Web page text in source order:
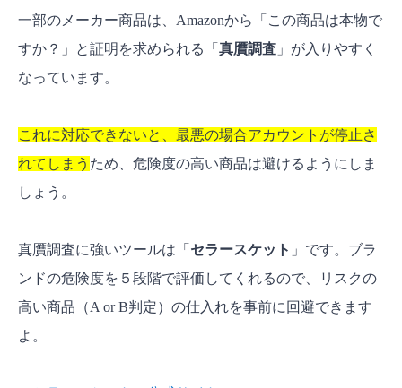
一部のメーカー商品は、Amazonから「この商品は本物で
すか？」と証明を求められる「 真贋調査 」が入りやすく
なっています。
これに対応できないと、最悪の場合アカウントが停止さ
れてしまう ため、危険度の高い商品は避けるようにしま
しょう。
真贋調査に強いツールは「 セラースケット 」です。ブラ
ンドの危険度を５段階で評価してくれるので、リスクの
高い商品（A or B判定）の仕入れを事前に回避できます
よ。